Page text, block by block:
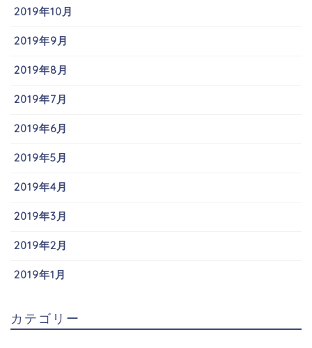
2019年10月
2019年9月
2019年8月
2019年7月
2019年6月
2019年5月
2019年4月
2019年3月
2019年2月
2019年1月
カテゴリー